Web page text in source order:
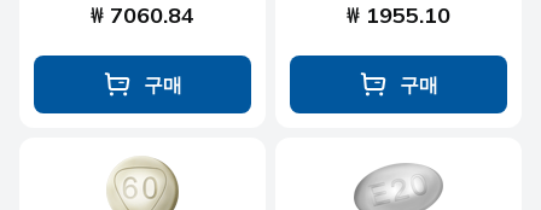
₩ 7060.84
구매
₩ 1955.10
구매